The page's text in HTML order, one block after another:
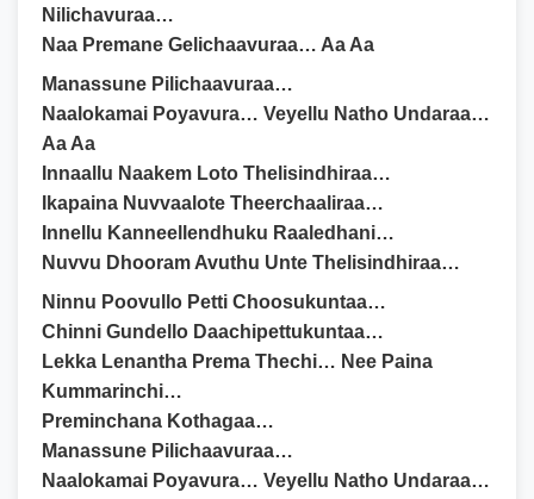
Nilichavuraa…
Naa Premane Gelichaavuraa… Aa Aa
Manassune Pilichaavuraa…
Naalokamai Poyavura… Veyellu Natho Undaraa…
Aa Aa
Innaallu Naakem Loto Thelisindhiraa…
Ikapaina Nuvvaalote Theerchaaliraa…
Innellu Kanneellendhuku Raaledhani…
Nuvvu Dhooram Avuthu Unte Thelisindhiraa…
Ninnu Poovullo Petti Choosukuntaa…
Chinni Gundello Daachipettukuntaa…
Lekka Lenantha Prema Thechi… Nee Paina
Kummarinchi…
Preminchana Kothagaa…
Manassune Pilichaavuraa…
Naalokamai Poyavura… Veyellu Natho Undaraa…